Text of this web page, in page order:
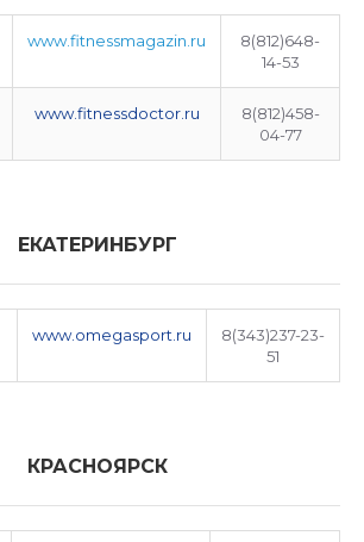
www.fitnessmagazin.ru
8(812)648-
14-53
www.fitnessdoctor.ru
8(812)458-
04-77
ЕКАТЕРИНБУРГ
www.omegasport.ru
8(343)237-23-
51
КРАСНОЯРСК